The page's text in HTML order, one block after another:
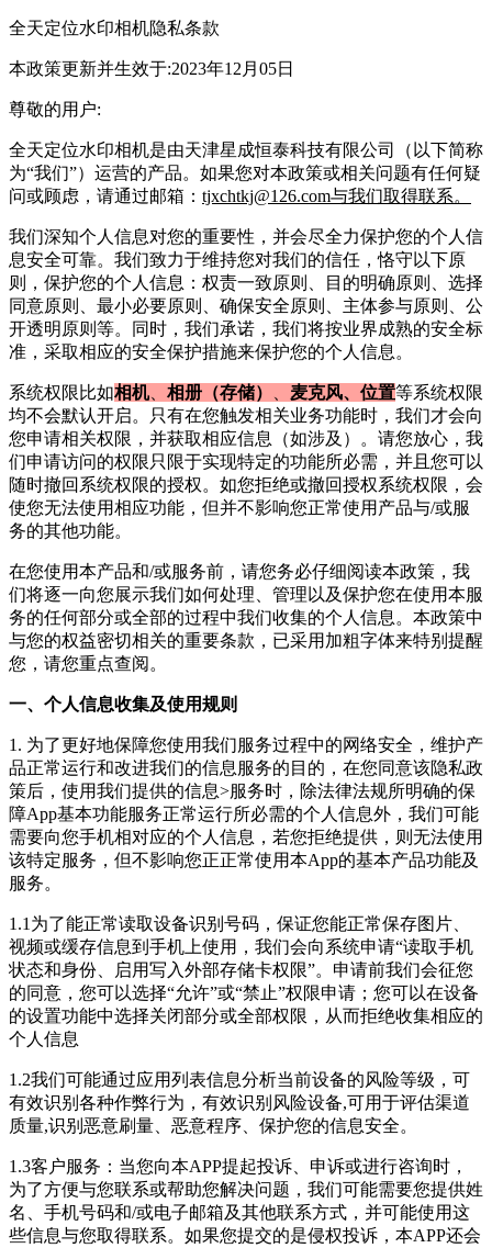
全天定位水印相机隐私条款
本政策更新并生效于:2023年12月05日
尊敬的用户:
全天定位水印相机是由天津星成恒泰科技有限公司
（以下简称
为“我们”）运营的产品。如果您对本政策或相关问题有任何疑
问或顾虑，请通过邮箱： tjxchtkj@126.com与我们取得联系。
我们深知个人信息对您的重要性，并会尽全力保护您的个人信
息安全可靠。我们致力于维持您对我们的信任，恪守以下原
则，保护您的个人信息：权责一致原则、目的明确原则、选择
同意原则、最小必要原则、确保安全原则、主体参与原则、公
开透明原则等。同时，我们承诺，我们将按业界成熟的安全标
准，采取相应的安全保护措施来保护您的个人信息。
系统权限比如相机 相册（存储） 麦克风、位置等系统权限
均不会默认开启。只有在您触发相关业务功能时，我们才会向
您申请相关权限，并获取相应信息（如涉及）。请您放心，我
们申请访问的权限只限于实现特定的功能所必需，并且您可以
随时撤回系统权限的授权。如您拒绝或撤回授权系统权限，会
使您无法使用相应功能，但并不影响您正常使用产品与/或服
务的其他功能。
在您使用本产品和/或服务前，请您务必仔细阅读本政策，我
们将逐一向您展示我们如何处理、管理以及保护您在使用本服
务的任何部分或全部的过程中我们收集的个人信息。本政策中
与您的权益密切相关的重要条款，已采用加粗字体来特别提醒
您，请您重点查阅。
一、个人信息收集及使用规则
1. 为了更好地保障您使用我们服务过程中的网络安全，维护产
品正常运行和改进我们的信息服务的目的，在您同意该隐私政
策后，使用我们提供的信息>服务时，除法律法规所明确的保
障App基本功能服务正常运行所必需的个人信息外， 我们可能
需要向您手机相对应的个人信息，若您拒绝提供，则无法使用
该特定服务，但不影响您正正常使用本App的基本产品功能及
服务。
1.1为了能正常读取设备识别号码，保证您能正常保存图片、
视频或缓存信息到手机上使用，我们会向系统申请“读取手机
状态和身份、启用写入外部存储卡权限”。申请前我们会征您
的同意，您可以选择“允许”或“禁止”权限申请；您可以在设备
的设置功能中选择关闭部分或全部权限，从而拒绝收集相应的
个人信息
1.2我们可能通过应用列表信息分析当前设备的风险等级，可
有效识别各种作弊行为，有效识别风险设备,可用于评估渠道
质量,识别恶意刷量、恶意程序、保护您的信息安全。
1.3客户服务：当您向本APP提起投诉、申诉或进行咨询时，
为了方便与您联系或帮助您解决问题，我们可能需要您提供姓
名、手机号码和/或电子邮箱及其他联系方式，并可能使用这
些信息与您取得联系。如果您提交的是侵权投诉，本APP还会